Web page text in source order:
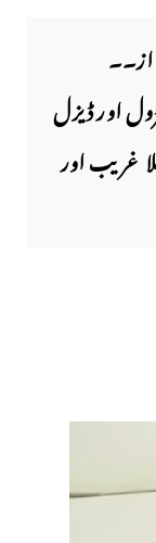
از۔۔
اور ڈیزل
غریب اور